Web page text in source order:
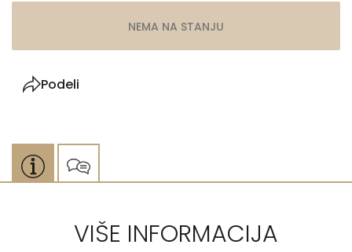
NEMA NA STANJU
Podeli
VIŠE INFORMACIJA